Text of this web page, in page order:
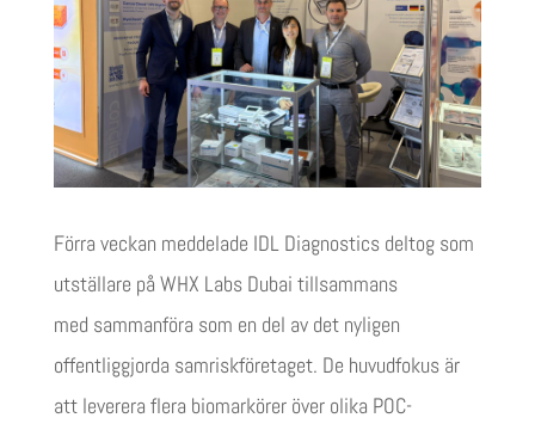
Förra veckan meddelade IDL Diagnostics deltogsom
utställare på WHX Labs Dubai tillsammans
med sammanföra som en del av det nyligen
offentliggjorda samriskföretaget. De huvudfokusär
att leverera flera biomarkörer över olika POC-